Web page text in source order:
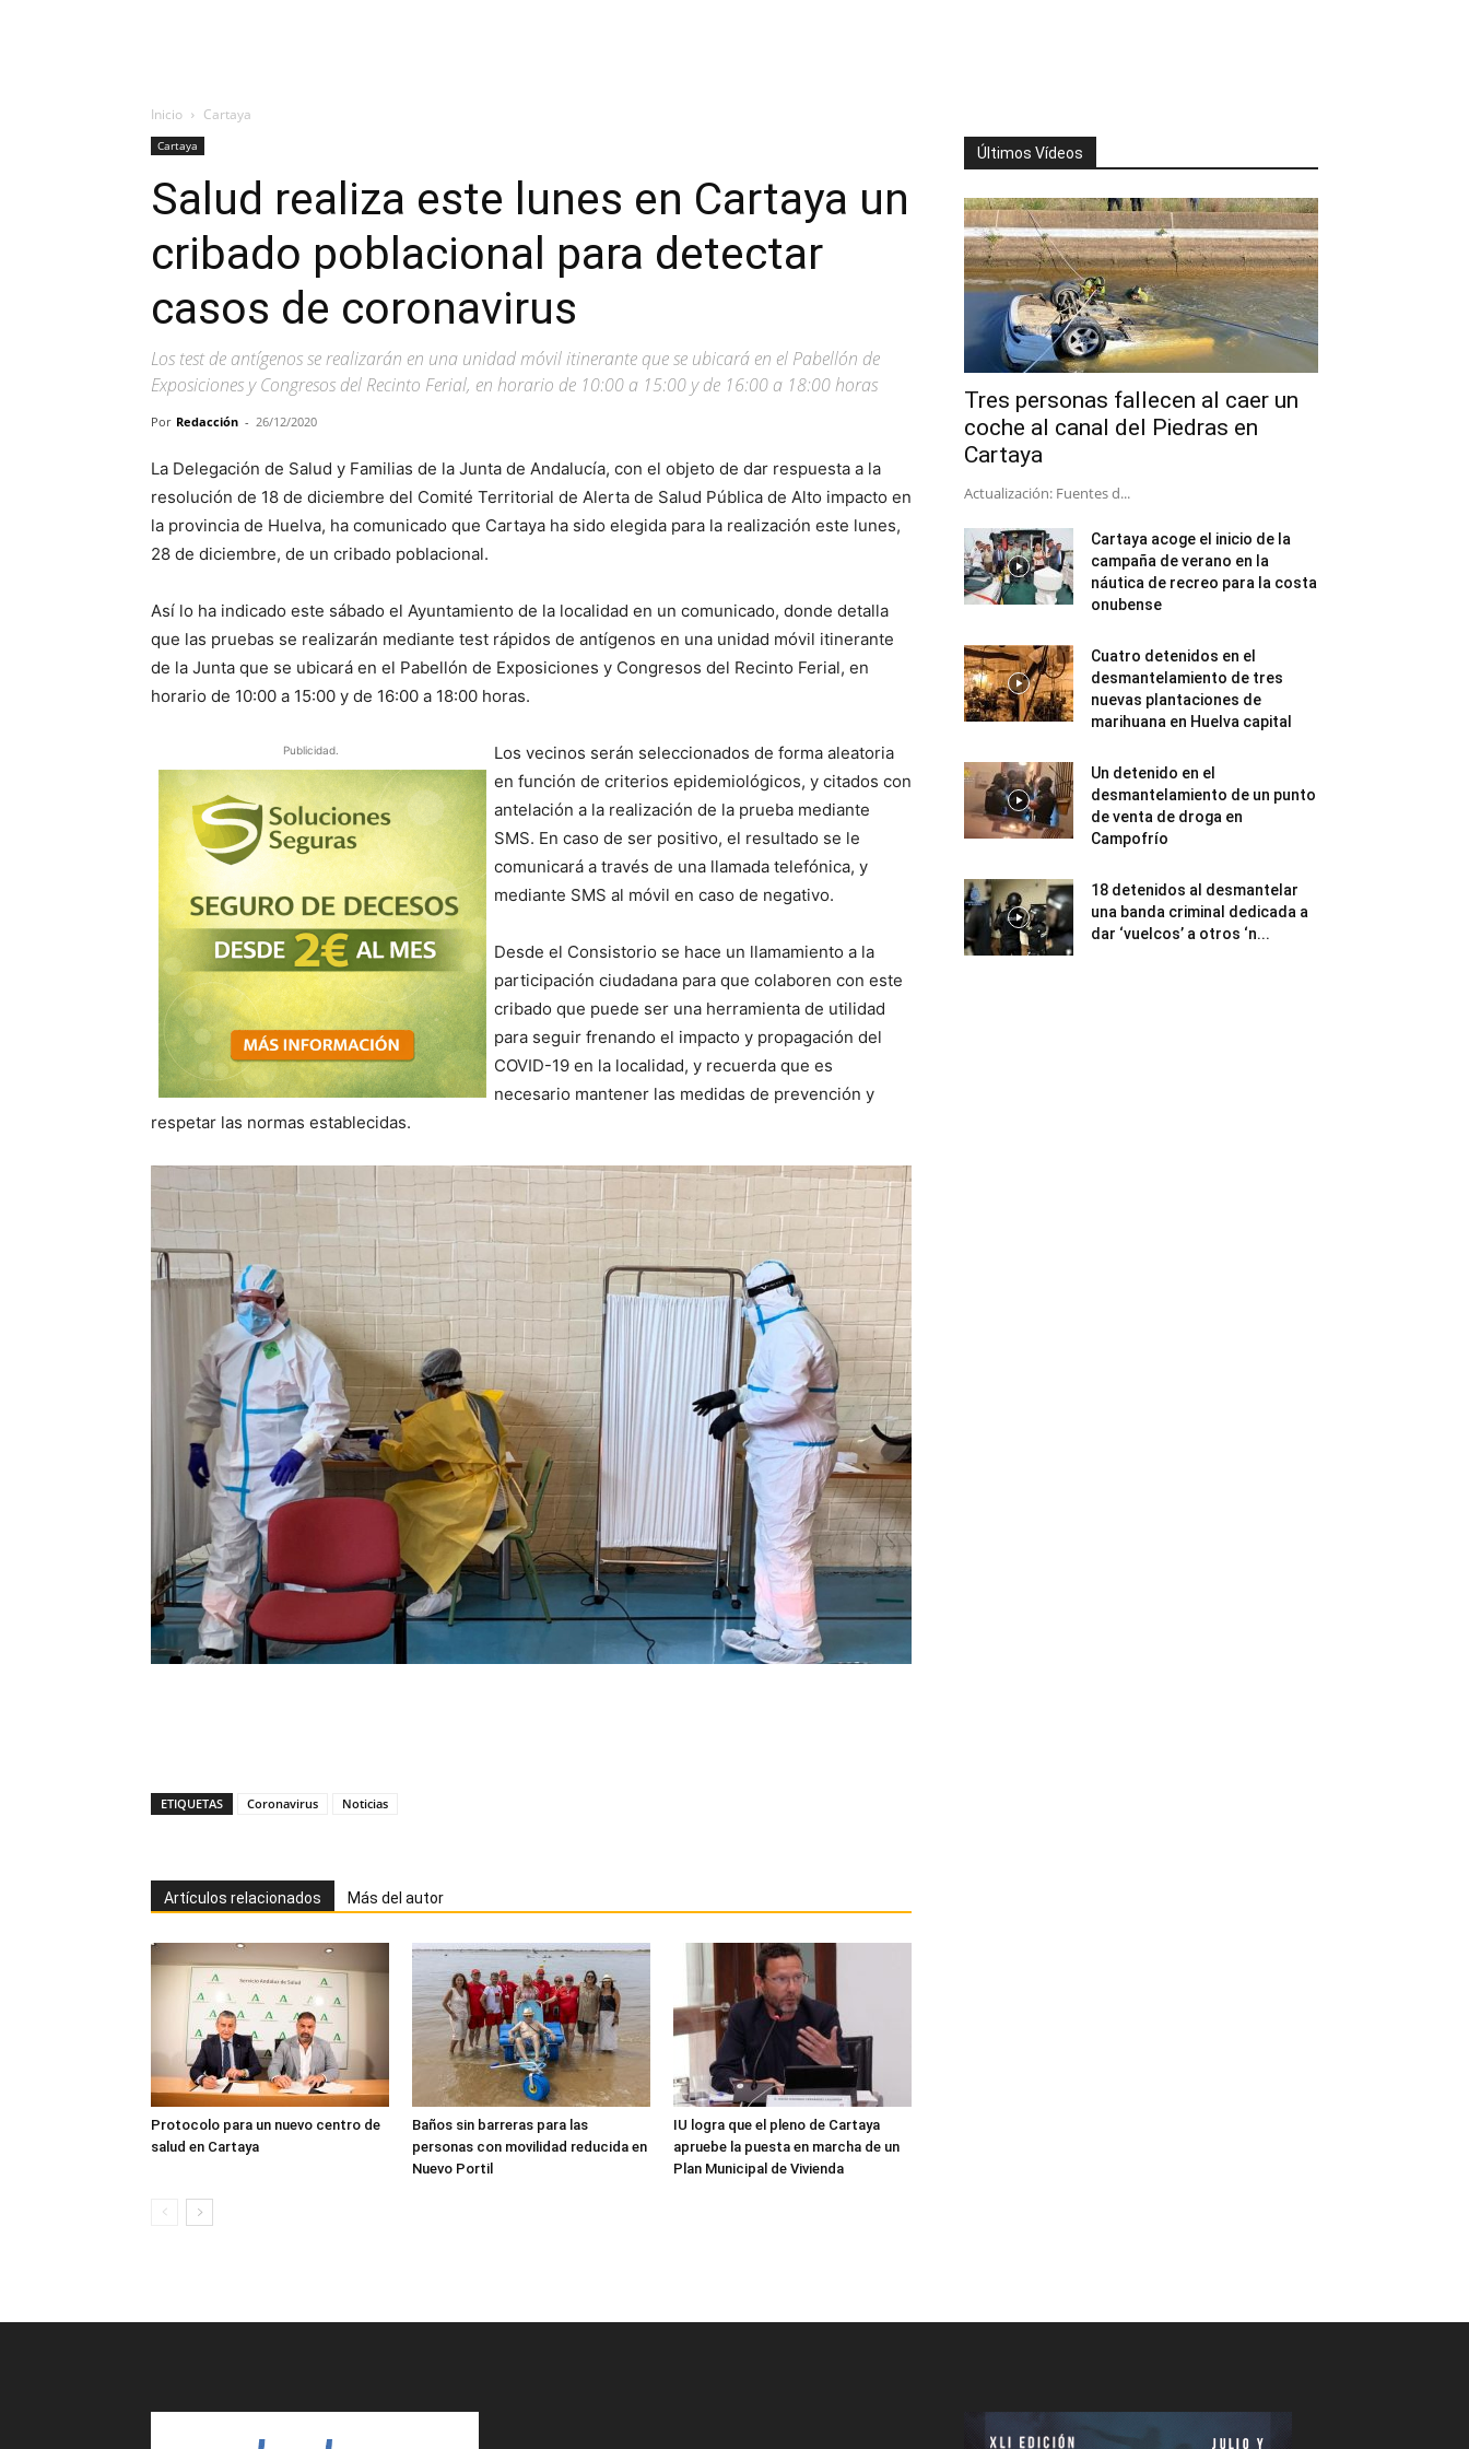
Inicio Cartaya
Cartaya
Salud realiza este lunes en Cartaya un
cribado poblacional para detectar
casos de coronavirus
Los test de antígenos se realizarán en una unidad móvil itinerante que se ubicará en el Pabellón de
Exposiciones y Congresos del Recinto Ferial, en horario de 10:00 a 15:00 y de 16:00 a 18:00 horas
Por Redacción - 26/12/2020
La Delegación de Salud y Familias de la Junta de Andalucía, con el objeto de dar respuesta a la
resolución de 18 de diciembre del Comité Territorial de Alerta de Salud Pública de Alto impacto en
la provincia de Huelva, ha comunicado que Cartaya ha sido elegida para la realización este lunes,
28 de diciembre, de un cribado poblacional.
Así lo ha indicado este sábado el Ayuntamiento de la localidad en un comunicado, donde detalla
que las pruebas se realizarán mediante test rápidos de antígenos en una unidad móvil itinerante
de la Junta que se ubicará en el Pabellón de Exposiciones y Congresos del Recinto Ferial, en
horario de 10:00 a 15:00 y de 16:00 a 18:00 horas.
Publicidad.
Los vecinos serán seleccionados de forma aleatoria
en función de criterios epidemiológicos, y citados con
antelación a la realización de la prueba mediante
SMS. En caso de ser positivo, el resultado se le
comunicará a través de una llamada telefónica, y
mediante SMS al móvil en caso de negativo.
Desde el Consistorio se hace un llamamiento a la
participación ciudadana para que colaboren con este
cribado que puede ser una herramienta de utilidad
para seguir frenando el impacto y propagación del
COVID-19 en la localidad, y recuerda que es
necesario mantener las medidas de prevención y
respetar las normas establecidas.
ETIQUETAS Coronavirus Noticias
Artículos relacionados Más del autor
Protocolo para un nuevo centro de
salud en Cartaya
Baños sin barreras para las
personas con movilidad reducida en
Nuevo Portil
IU logra que el pleno de Cartaya
apruebe la puesta en marcha de un
Plan Municipal de Vivienda
Últimos Vídeos
Tres personas fallecen al caer un
coche al canal del Piedras en
Cartaya
Actualización: Fuentes d...
Cartaya acoge el inicio de la
campaña de verano en la
náutica de recreo para la costa
onubense
Cuatro detenidos en el
desmantelamiento de tres
nuevas plantaciones de
marihuana en Huelva capital
Un detenido en el
desmantelamiento de un punto
de venta de droga en
Campofrío
18 detenidos al desmantelar
una banda criminal dedicada a
dar ‘vuelcos’ a otros ‘n...